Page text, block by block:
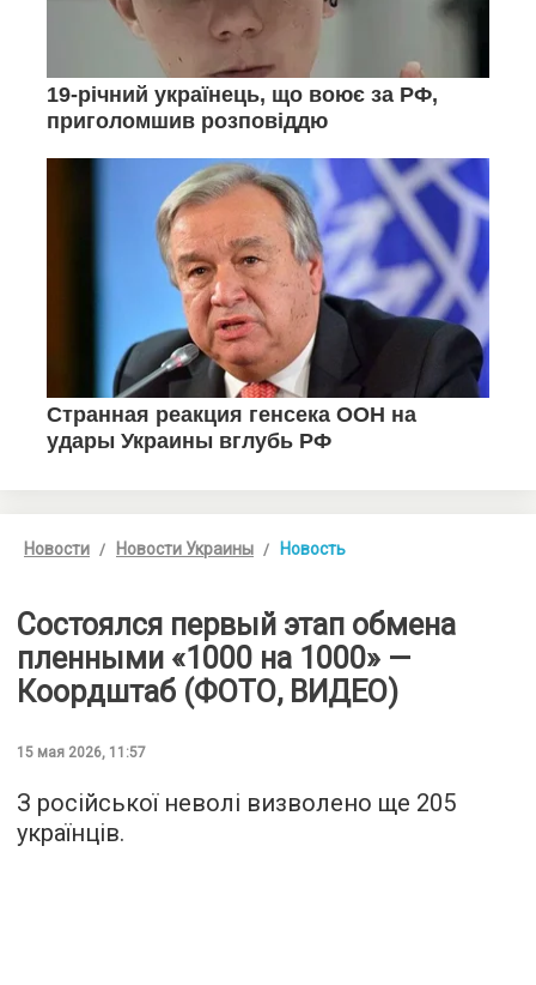
Новости Новости Украины Новость
Состоялся первый этап обмена
пленными «1000 на 1000» —
Коордштаб (ФОТО, ВИДЕО)
15 мая 2026, 11:57
З російської неволі визволено ще 205
українців.